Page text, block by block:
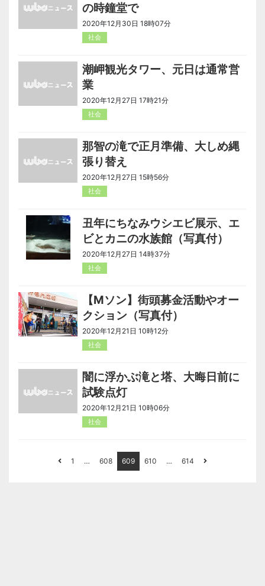
の時鐘堂で
2020年12月30日 18時07分
社会
潮岬観光タワー、元日は通常営
業
2020年12月27日 17時21分
社会
那智の滝で正月準備、大しめ縄
張り替え
2020年12月27日 15時56分
社会
丑年にちなみウシエビ展示、エ
ビとカニの水族館（写真付）
2020年12月27日 14時37分
社会
【Мソン】街頭募金活動やオー
クション（写真付）
2020年12月21日 10時12分
社会
闇に浮かぶ滝と塔、大晦日前に
試験点灯
2020年12月21日 10時06分
社会
1 … 608 609 610 … 614